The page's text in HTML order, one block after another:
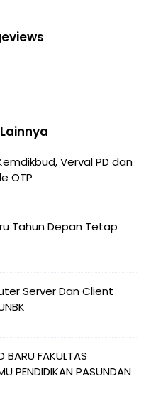
Verval PD dan
OTP
Tahun Depan Tetap
Server Dan Client
BARU FAKULTAS
PENDIDIKAN PASUNDAN